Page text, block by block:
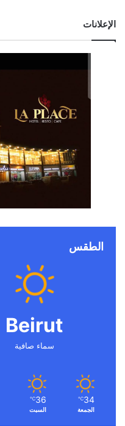
الإعلانات
الطقس
Beirut
سماء صافية
34
℃
الجمعة
36
℃
السبت